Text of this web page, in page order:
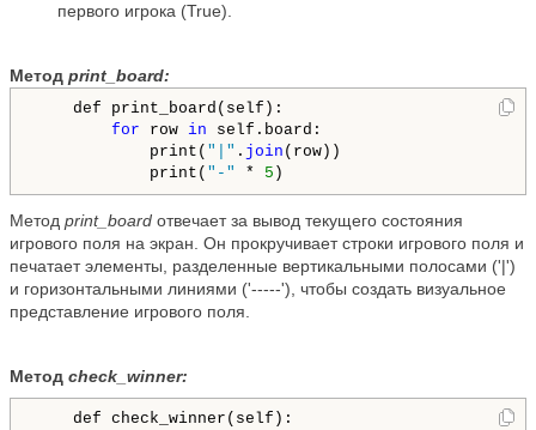
первого игрока (True).
Метод print_board:
def print_board(self):
for row in self.board:
print( "|" . join (row))
print( "-" * 5
Метод print_board отвечает за вывод текущего состояния
игрового поля на экран. Он прокручивает строки игрового поля и
печатает элементы, разделенные вертикальными полосами ('|')
и горизонтальными линиями ('-----'), чтобы создать визуальное
представление игрового поля.
Метод check_winner:
def check_winner(self):